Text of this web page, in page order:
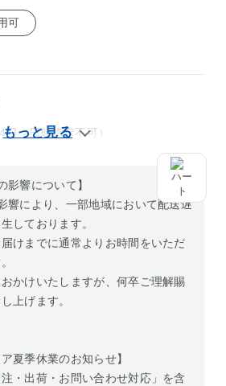
可
（日時指定不可）
影響について】
響により、一部地域において配送遅
しております。
けまでに通常よりお時間をいただ
かけいたしますが、何卒ご理解賜
上げます。
夏季休業のお知らせ】
・出荷・お問い合わせ対応」を含